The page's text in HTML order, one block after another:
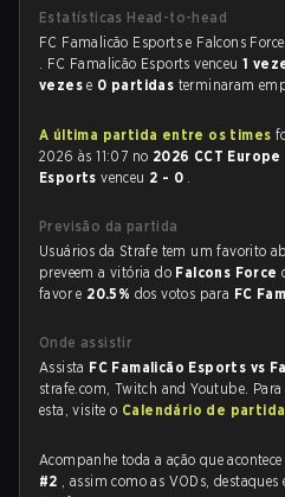
Estatísticas Head-to-head
FC Famalicão Esports e Falcons
. FC Famalicão Esports venceu 1
vezese 0 partidas terminaram
A última partida entre os times
2026 às 11:07 no 2026 CCT
Esportsvenceu 2 - 0 .
Previsão da partida
Usuários da Strafe tem um favorito
preveem a vitória do Falcons Force
favor e 20.5% dos votos para FC
Onde assistir
Assista FC Famalicão Esports vs
strafe.com, Twitch and Youtube.
esta, visite o Calendário de
Acompanhe toda a ação que acontece
#2 , assim como as VODs,